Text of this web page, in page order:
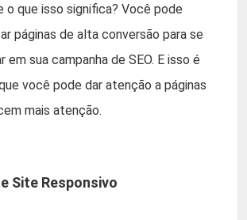
o que isso significa? Você pode
páginas de alta conversão para se
em sua campanha de SEO. E isso é
você pode dar atenção a páginas
mais atenção.
Site Responsivo